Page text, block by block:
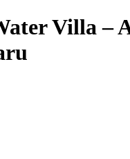
Villa –